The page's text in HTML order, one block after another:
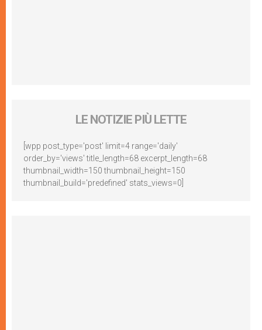
LE NOTIZIE PIÙ LETTE
[wpp post_type='post' limit=4 range='daily'
order_by='views' title_length=68 excerpt_length=68
thumbnail_width=150 thumbnail_height=150
thumbnail_build='predefined' stats_views=0]